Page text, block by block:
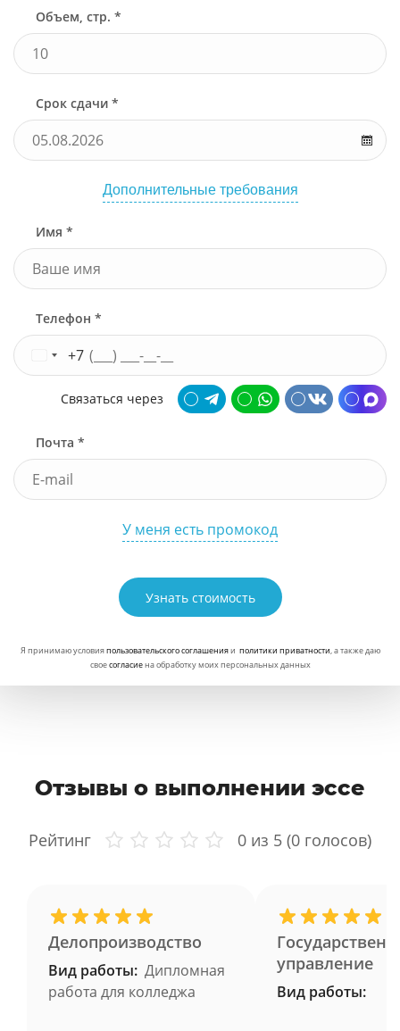
Объем, стр. *
Срок сдачи *
Дополнительные требования
Имя *
Телефон *
+7
Связаться через
Почта *
У меня есть промокод
Узнать стоимость
Я принимаю условияпользовательского соглашенияи политики приватности, а также даю
своесогласиена обработку моих персональных данных
Отзывы о выполнении эссе
Рейтинг 0 из 5 (0 голосов)
Делопроизводство
Вид работы: Дипломная
работа для колледжа
управление
Вид работы: